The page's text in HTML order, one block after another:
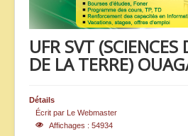
CONTACTS
TELECHARGEMENTS
ANNONCES
UFR SVT (SCIENCES
DE LA TERRE)
Détails
Écrit par Le Webmaster
Affichages : 54934